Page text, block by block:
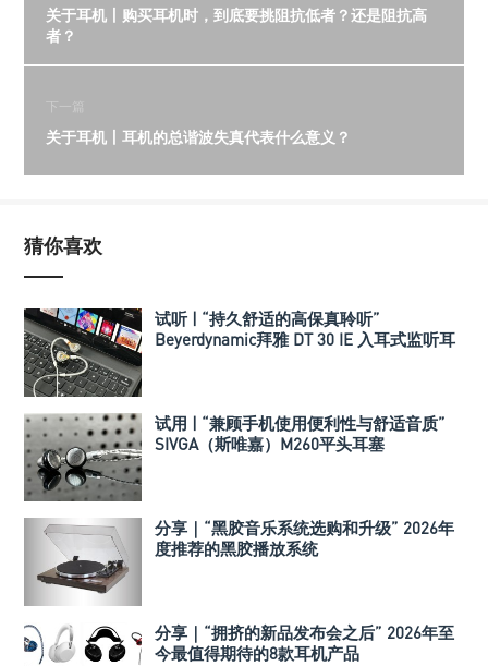
关于耳机丨购买耳机时，到底要挑阻抗低者？还是阻抗高
者？
下一篇
关于耳机丨耳机的总谐波失真代表什么意义？
猜你喜欢
试听 | “持久舒适的高保真聆听”
Beyerdynamic拜雅 DT 30 IE 入耳式监听耳
试用 | “兼顾手机使用便利性与舒适音质”
SIVGA（斯唯嘉）M260平头耳塞
分享｜“黑胶音乐系统选购和升级” 2026年
度推荐的黑胶播放系统
分享｜“拥挤的新品发布会之后” 2026年至
今最值得期待的8款耳机产品